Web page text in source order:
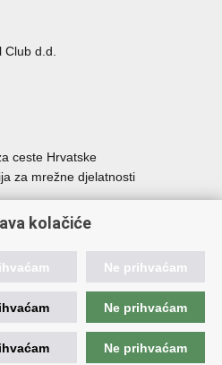
d.d.
ceste Hrvatske
za mrežne djelatnosti
usluga
prometa
- Franjo Tuđman
kolačiće
Ne prihvaćam
Ne prihvaćam
Ne prihvaćam